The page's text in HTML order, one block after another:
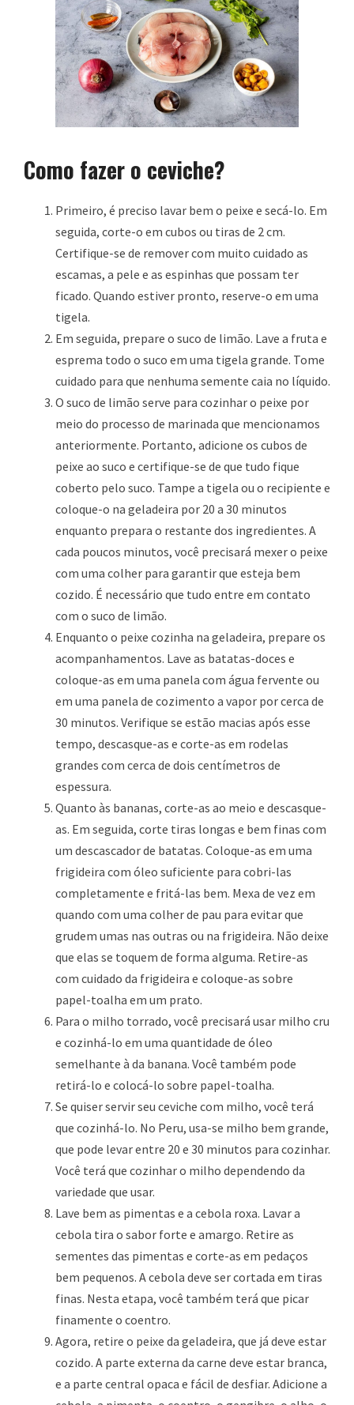
Como fazer o ceviche?
Primeiro, é preciso lavar bem o peixe e secá-lo. Em
seguida, corte-o em cubos ou tiras de 2 cm.
Certifique-se de remover com muito cuidado as
escamas, a pele e as espinhas que possam ter
ficado. Quando estiver pronto, reserve-o em uma
tigela.
Em seguida, prepare o suco de limão. Lave a fruta e
esprema todo o suco em uma tigela grande. Tome
cuidado para que nenhuma semente caia no líquido.
O suco de limão serve para cozinhar o peixe por
meio do processo de marinada que mencionamos
anteriormente. Portanto, adicione os cubos de
peixe ao suco e certifique-se de que tudo fique
coberto pelo suco. Tampe a tigela ou o recipiente e
coloque-o na geladeira por 20 a 30 minutos
enquanto prepara o restante dos ingredientes. A
cada poucos minutos, você precisará mexer o peixe
com uma colher para garantir que esteja bem
cozido. É necessário que tudo entre em contato
com o suco de limão.
Enquanto o peixe cozinha na geladeira, prepare os
acompanhamentos. Lave as batatas-doces e
coloque-as em uma panela com água fervente ou
em uma panela de cozimento a vapor por cerca de
30 minutos. Verifique se estão macias após esse
tempo, descasque-as e corte-as em rodelas
grandes com cerca de dois centímetros de
espessura.
Quanto às bananas, corte-as ao meio e descasque-
as. Em seguida, corte tiras longas e bem finas com
um descascador de batatas. Coloque-as em uma
frigideira com óleo suficiente para cobri-las
completamente e fritá-las bem. Mexa de vez em
quando com uma colher de pau para evitar que
grudem umas nas outras ou na frigideira. Não deixe
que elas se toquem de forma alguma. Retire-as
com cuidado da frigideira e coloque-as sobre
papel-toalha em um prato.
Para o milho torrado, você precisará usar milho cru
e cozinhá-lo em uma quantidade de óleo
semelhante à da banana. Você também pode
retirá-lo e colocá-lo sobre papel-toalha.
Se quiser servir seu ceviche com milho, você terá
que cozinhá-lo. No Peru, usa-se milho bem grande,
que pode levar entre 20 e 30 minutos para cozinhar.
Você terá que cozinhar o milho dependendo da
variedade que usar.
Lave bem as pimentas e a cebola roxa. Lavar a
cebola tira o sabor forte e amargo. Retire as
sementes das pimentas e corte-as em pedaços
bem pequenos. A cebola deve ser cortada em tiras
finas. Nesta etapa, você também terá que picar
finamente o coentro.
Agora, retire o peixe da geladeira, que já deve estar
cozido. A parte externa da carne deve estar branca,
e a parte central opaca e fácil de desfiar. Adicione a